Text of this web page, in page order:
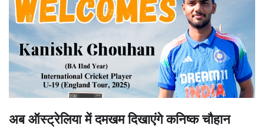
अब ऑस्ट्रेलिया में दमखम दिखाएंगे कनिष्क चौहान